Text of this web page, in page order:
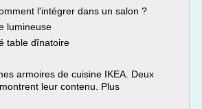
l'intégrer dans un salon ?
lumineuse
table dînatoire
armoires de cuisine IKEA. Deux
leur contenu. Plus